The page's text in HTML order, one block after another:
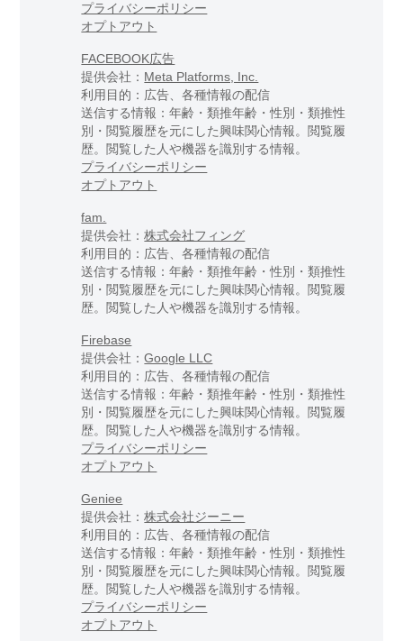
プライバシーポリシー
オプトアウト
FACEBOOK広告
提供会社： Meta Platforms, Inc.
利用目的：広告、各種情報の配信
送信する情報：年齢・類推年齢・性別・類推性
別・閲覧履歴を元にした興味関心情報。閲覧履
歴。閲覧した人や機器を識別する情報。
プライバシーポリシー
オプトアウト
fam.
提供会社：株式会社フィング
利用目的：広告、各種情報の配信
送信する情報：年齢・類推年齢・性別・類推性
別・閲覧履歴を元にした興味関心情報。閲覧履
歴。閲覧した人や機器を識別する情報。
Firebase
提供会社：Google LLC
利用目的：広告、各種情報の配信
送信する情報：年齢・類推年齢・性別・類推性
別・閲覧履歴を元にした興味関心情報。閲覧履
歴。閲覧した人や機器を識別する情報。
プライバシーポリシー
オプトアウト
Geniee
提供会社：株式会社ジーニー
利用目的：広告、各種情報の配信
送信する情報：年齢・類推年齢・性別・類推性
別・閲覧履歴を元にした興味関心情報。閲覧履
歴。閲覧した人や機器を識別する情報。
プライバシーポリシー
オプトアウト